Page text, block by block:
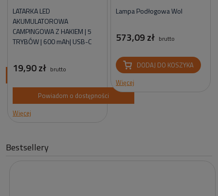
LATARKA LED
AKUMULATOROWA
CAMPINGOWA Z HAKIEM | 5
TRYBÓW | 600 mAh| USB-C
19,90 zł brutto
Powiadom o dostępności
Więcej
Lampa Podłogowa Wol
573,09 zł brutto
DODAJ DO KOSZYKA
Więcej
Bestsellery